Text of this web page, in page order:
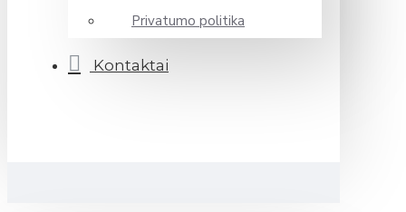
Privatumo politika
Kontaktai